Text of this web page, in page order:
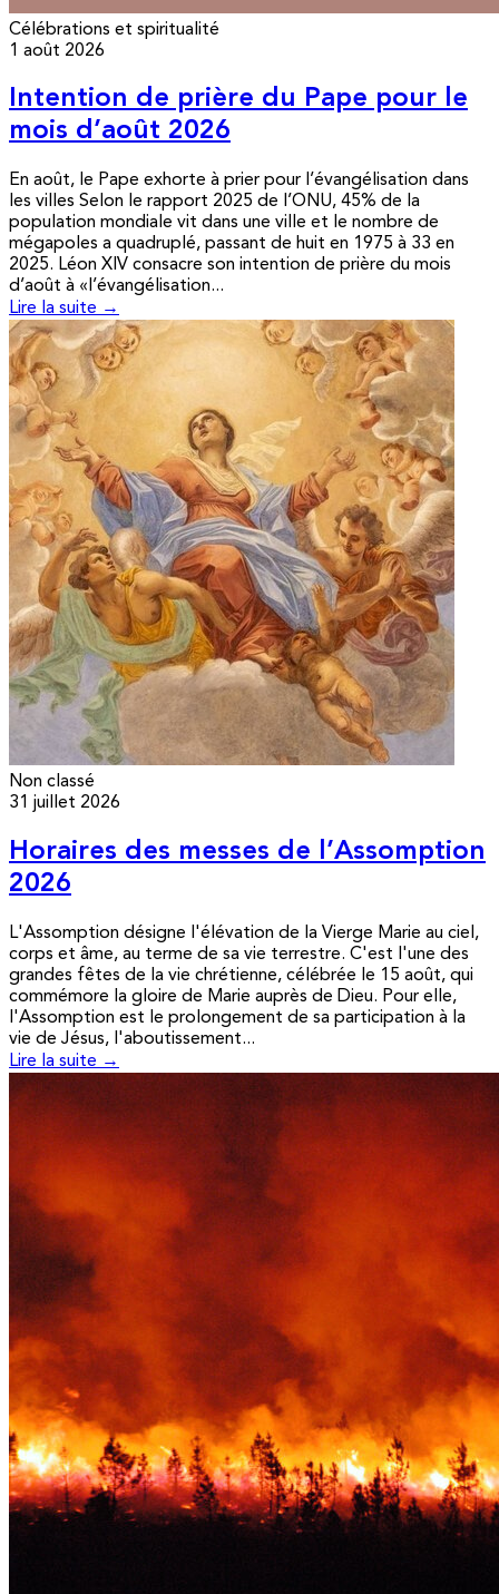
Célébrations et spiritualité
1 août 2026
Intention de prière du Pape pour le
mois d’août 2026
En août, le Pape exhorte à prier pour l’évangélisation dans
les villes Selon le rapport 2025 de l’ONU, 45% de la
population mondiale vit dans une ville et le nombre de
mégapoles a quadruplé, passant de huit en 1975 à 33 en
2025. Léon XIV consacre son intention de prière du mois
d’août à «l’évangélisation...
Lire la suite →
Non classé
31 juillet 2026
Horaires des messes de l’Assomption
2026
L'Assomption désigne l'élévation de la Vierge Marie au ciel,
corps et âme, au terme de sa vie terrestre. C'est l'une des
grandes fêtes de la vie chrétienne, célébrée le 15 août, qui
commémore la gloire de Marie auprès de Dieu. Pour elle,
l'Assomption est le prolongement de sa participation à la
vie de Jésus, l'aboutissement...
Lire la suite →